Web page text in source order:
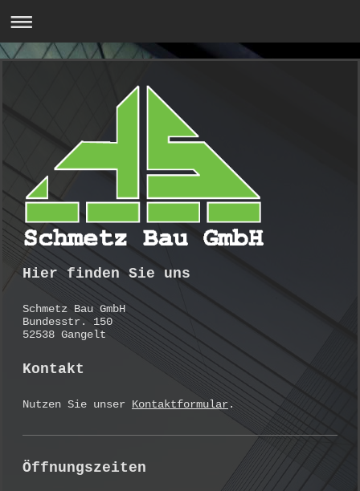
Hier finden Sie uns
Schmetz Bau GmbH
Bundesstr. 150
52538 Gangelt
Kontakt
Nutzen Sie unser Kontaktformular .
Öffnungszeiten